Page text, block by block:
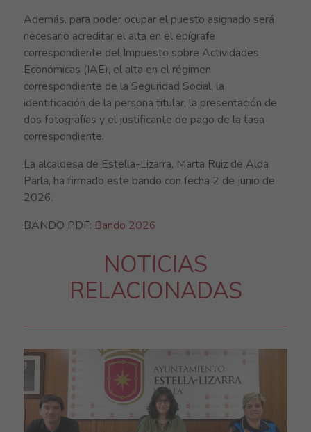
Además, para poder ocupar el puesto asignado será
necesario acreditar el alta en el epígrafe
correspondiente del Impuesto sobre Actividades
Económicas (IAE), el alta en el régimen
correspondiente de la Seguridad Social, la
identificación de la persona titular, la presentación de
dos fotografías y el justificante de pago de la tasa
correspondiente.
La alcaldesa de Estella-Lizarra, Marta Ruiz de Alda
Parla, ha firmado este bando con fecha 2 de junio de
2026.
BANDO PDF: Bando 2026
NOTICIAS
RELACIONADAS